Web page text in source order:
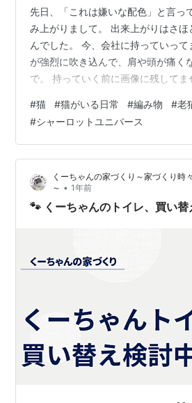
先日、「これは嫌いな配色」と言っ
み上がりまして。 出来上がりはさ
んでした。 今、会社に持っていっ
が強烈に吹き込んで、肩や頭が痛く
で。 持っていく前に画像に残してま
ーロットユニバースの挑戦、これに
挑戦であって、本ちゃんにならない
がいまいち扱いにくいからです。
あ、ここは期待をしすぎてはいけな
討してる糸と言ったほうがいいかも
にダイソー、リサイクルコットンで…
#猫 #猫がいる日常 #編み物 #老
#シャーロットユニバース
くーちゃんの家づくり～家づくり時
～ • 1年前
🐾 くーちゃんのトイレ、買い替